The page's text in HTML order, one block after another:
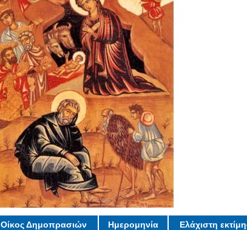
Οίκος Δημοπρασιών Ημερομηνία Ελάχιστη